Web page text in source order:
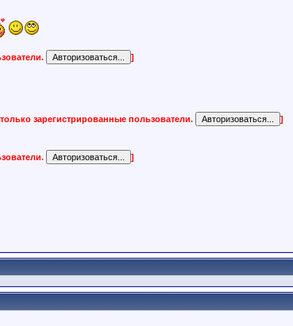
]
зарегистрированные пользователи. ]
]